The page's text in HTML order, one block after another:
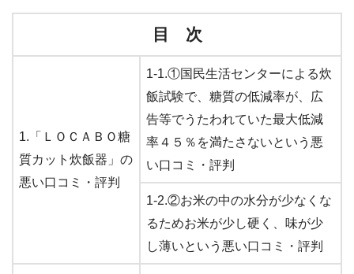
目 次
1.「ＬＯＣＡＢＯ糖
質カット炊飯器」の
悪い口コミ・評判
1-1.①国民生活センターによる炊
飯試験で、糖質の低減率が、広
告等でうたわれていた最大低減
率４５％を満たさないという悪
い口コミ・評判
1-2.②お米の中の水分が少なくな
るためお米が少し硬く、味が少
し薄いという悪い口コミ・評判